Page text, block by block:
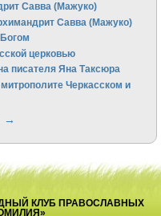
Савва (Мажуко)
Савва (Мажуко)
церковью
писателя Яна Таксюра
Черкасском и
→
КЛУБ ПРАВОСЛАВНЫХ